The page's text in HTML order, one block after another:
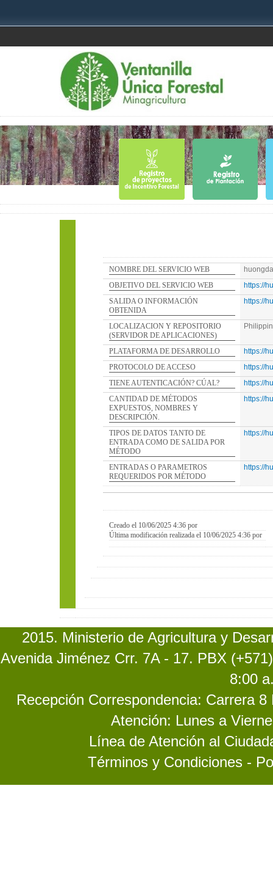
NOMBRE DEL SERVICIO WEB
OBJETIVO DEL SERVICIO WEB
https://
SALIDA O INFORMACIÓN
OBTENIDA
https://
LOCALIZACION Y REPOSITORIO
(SERVIDOR DE APLICACIONES)
PLATAFORMA DE DESARROLLO
https://
PROTOCOLO DE ACCESO
https://
TIENE AUTENTICACIÓN? CÚAL?
https://
CANTIDAD DE MÉTODOS
EXPUESTOS, NOMBRES Y
DESCRIPCIÓN.
https://
TIPOS DE DATOS TANTO DE
ENTRADA COMO DE SALIDA POR
MÉTODO
https://
ENTRADAS O PARAMETROS
REQUERIDOS POR MÉTODO
https://
Creado el 10/06/2025 4:36 por
Última modificación realizada el 10/06/2025 4:36 por
2015. Ministerio de Agricultura y
Avenida Jiménez Crr. 7A - 17. PBX
8:00
Recepción Correspondencia: Carrera
Atención: Lunes a
Línea de Atención al
Términos y Condiciones -